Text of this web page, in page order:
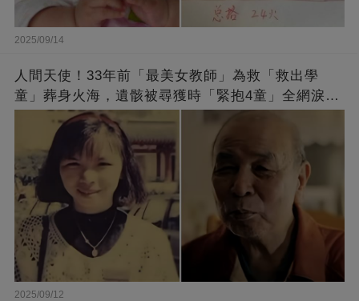
2025/09/14
人間天使！33年前「最美女教師」為救「救出學
童」葬身火海，遺骸被尋獲時「緊抱4童」全網淚
崩：真正的英雄不該被遺忘
2025/09/12